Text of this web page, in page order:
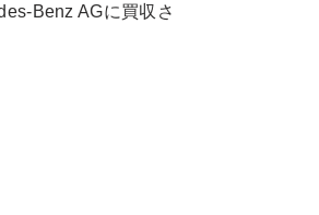
Benz AGに買収さ